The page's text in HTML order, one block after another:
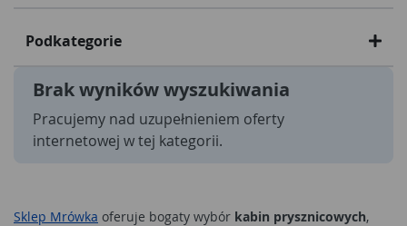
Podkategorie
Brak wyników wyszukiwania
Pracujemy nad uzupełnieniem oferty
internetowej w tej kategorii.
Sklep Mrówka oferuje bogaty wybór kabin prysznicowych,